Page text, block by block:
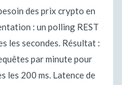
des prix crypto en
: un polling REST
les secondes. Résultat :
par minute pour
les 200 ms. Latence de